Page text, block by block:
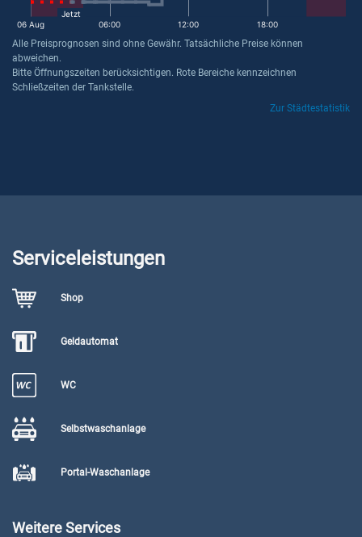
06 Aug 06:00 12:00 18:00
Jetzt
Alle Preisprognosen sind ohne Gewähr. Tatsächliche Preise können
abweichen.
Bitte Öffnungszeiten berücksichtigen. Rote Bereiche kennzeichnen
Schließzeiten der Tankstelle.
Zur Städtestatistik
Serviceleistungen
Shop
Geldautomat
WC
Selbstwaschanlage
Portal-Waschanlage
Weitere Services